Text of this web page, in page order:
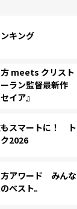
キング
meets クリスト
ラン監督最新作
イア』
スマートに！ ト
2026
アワード みんな
ベスト。